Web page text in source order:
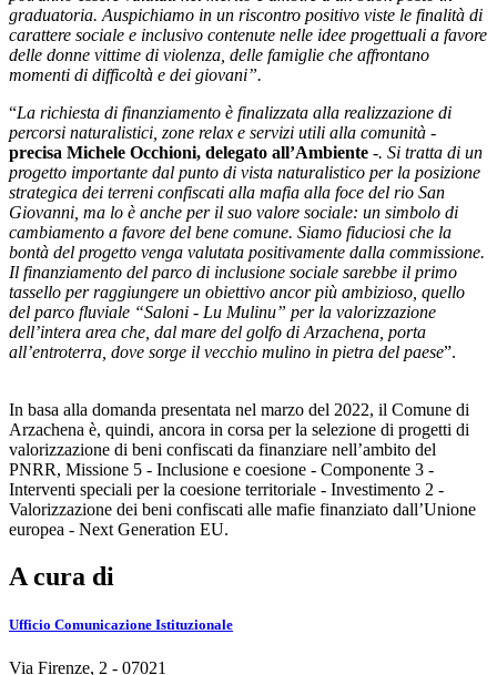
graduatoria. Auspichiamo in un riscontro positivo viste le finalità di
carattere sociale e inclusivo contenute nelle idee progettuali a favore
delle donne vittime di violenza, delle famiglie che affrontano
momenti di difficoltà e dei giovani”.
“La richiesta di finanziamento è finalizzata alla realizzazione di
percorsi naturalistici, zone relax e servizi utili alla comunità -
precisa Michele Occhioni, delegato all’Ambiente -. Si tratta di un
progetto importante dal punto di vista naturalistico per la posizione
strategica dei terreni confiscati alla mafia alla foce del rio San
Giovanni, ma lo è anche per il suo valore sociale: un simbolo di
cambiamento a favore del bene comune. Siamo fiduciosi che la
bontà del progetto venga valutata positivamente dalla commissione.
Il finanziamento del parco di inclusione sociale sarebbe il primo
tassello per raggiungere un obiettivo ancor più ambizioso, quello
del parco fluviale “Saloni - Lu Mulinu” per la valorizzazione
dell’intera area che, dal mare del golfo di Arzachena, porta
all’entroterra, dove sorge il vecchio mulino in pietra del paese”.
In basa alla domanda presentata nel marzo del 2022, il Comune di
Arzachena è, quindi, ancora in corsa per la selezione di progetti di
valorizzazione di beni confiscati da finanziare nell’ambito del
PNRR, Missione 5 - Inclusione e coesione - Componente 3 -
Interventi speciali per la coesione territoriale - Investimento 2 -
Valorizzazione dei beni confiscati alle mafie finanziato dall’Unione
europea - Next Generation EU.
A cura di
Ufficio Comunicazione Istituzionale
Via Firenze, 2 - 07021